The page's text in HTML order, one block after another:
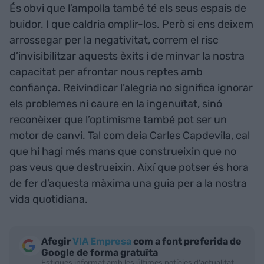
És obvi que l’ampolla també té els seus espais de
buidor. I que caldria omplir-los. Però si ens deixem
arrossegar per la negativitat, correm el risc
d’invisibilitzar aquests èxits i de minvar la nostra
capacitat per afrontar nous reptes amb
confiança. Reivindicar l’alegria no significa ignorar
els problemes ni caure en la ingenuïtat, sinó
reconèixer que l’optimisme també pot ser un
motor de canvi. Tal com deia Carles Capdevila, cal
que hi hagi més mans que construeixin que no
pas veus que destrueixin. Així que potser és hora
de fer d’aquesta màxima una guia per a la nostra
vida quotidiana.
AfegirVIA Empresa com a font preferida de
Google de forma gratuïta